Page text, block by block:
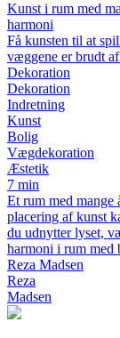
Kunst i rum med
harmoni
Få kunsten til at
væggene er brudt
Dekoration
Dekoration
Indretning
Kunst
Bolig
Vægdekoration
Æstetik
7 min
Et rum med mange
placering af kunst
du udnytter lyset,
harmoni i rum med
Reza Madsen
Reza
Madsen